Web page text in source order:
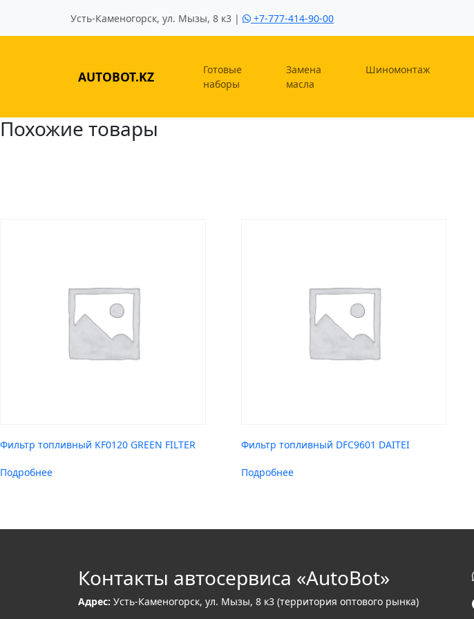
Усть-Каменогорск, ул. Мызы, 8 к3 | +7-777-414-90-00
AUTOBOT.KZ
Готовые
наборы
Замена
масла
Шиномонтаж
Похожие товары
Фильтр топливный KF0120 GREEN FILTER
Подробнее
Фильтр топливный DFC9601 DAITEI
Подробнее
Контакты автосервиса «AutoBot»
Адрес: Усть-Каменогорск, ул. Мызы, 8 к3 (территория оптового рынка)